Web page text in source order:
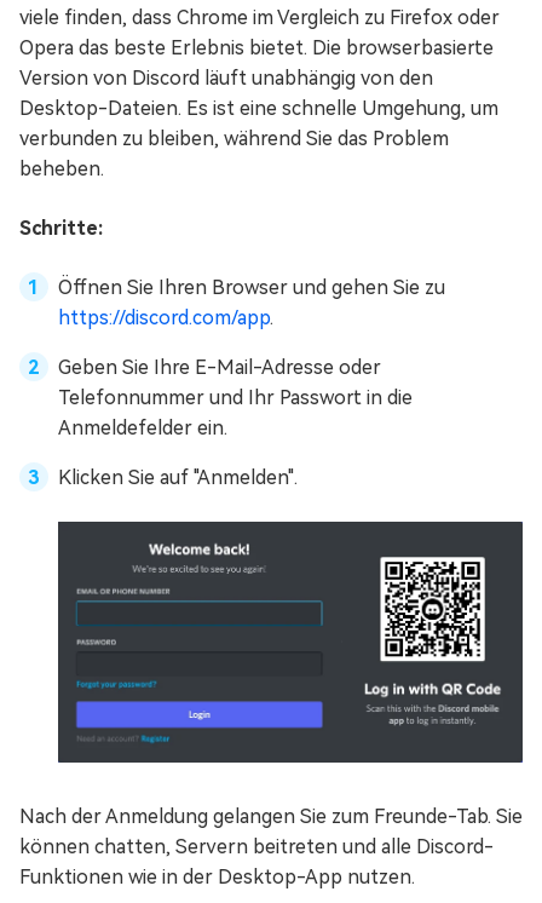
viele finden, dass Chrome im Vergleich zu Firefox oder
Opera das beste Erlebnis bietet. Die browserbasierte
Version von Discord läuft unabhängig von den
Desktop-Dateien. Es ist eine schnelle Umgehung, um
verbunden zu bleiben, während Sie das Problem
beheben.
Schritte:
Öffnen Sie Ihren Browser und gehen Sie zu
https://discord.com/app.
Geben Sie Ihre E-Mail-Adresse oder
Telefonnummer und Ihr Passwort in die
Anmeldefelder ein.
Klicken Sie auf "Anmelden".
Nach der Anmeldung gelangen Sie zum Freunde-Tab. Sie
können chatten, Servern beitreten und alle Discord-
Funktionen wie in der Desktop-App nutzen.